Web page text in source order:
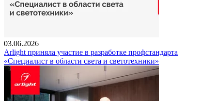
03.06.2026
Arlight приняла участие в разработке профстандарта
«Специалист в области света и светотехники»